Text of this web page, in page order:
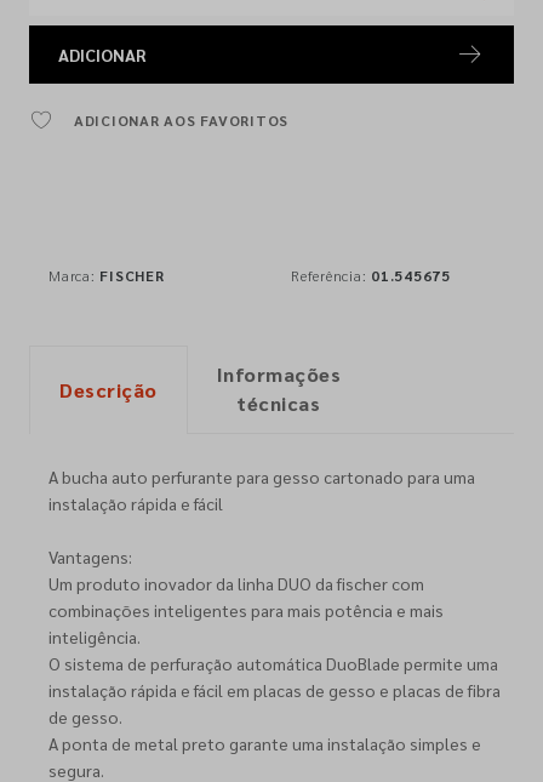
ADICIONAR
ADICIONAR AOS FAVORITOS
Marca: FISCHER Referência: 01.545675
Descrição
Informações
técnicas
A bucha auto perfurante para gesso cartonado para uma
instalação rápida e fácil
Vantagens:
Um produto inovador da linha DUO da fischer com
combinações inteligentes para mais potência e mais
inteligência.
O sistema de perfuração automática DuoBlade permite uma
instalação rápida e fácil em placas de gesso e placas de fibra
de gesso.
A ponta de metal preto garante uma instalação simples e
segura.